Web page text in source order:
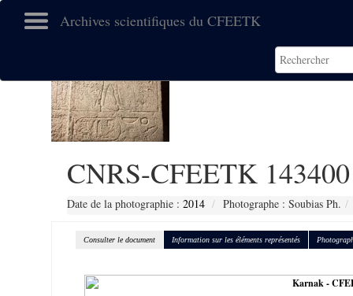
Archives scientifiques du CFEETK
CNRS-CFEETK 143400
Date de la photographie : 2014 Photographe : Soubias Ph.
Consulter le document Information sur les éléments représentés